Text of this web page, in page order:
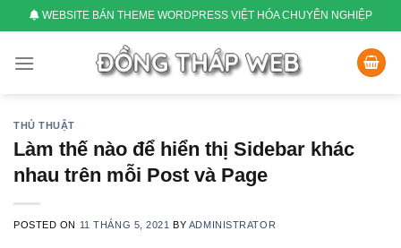
to
content
WEBSITE BÁN THEME WORDPRESS VIỆT HÓA CHUYÊN NGHIỆP
THỦ THUẬT
Làm thế nào để hiển thị Sidebar khác
nhau trên mỗi Post và Page
POSTED ON 11 THÁNG 5, 2021 BY ADMINISTRATOR